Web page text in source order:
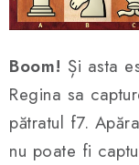
Boom! Și asta
Regina sa
pătratul f7.
nu poate fi